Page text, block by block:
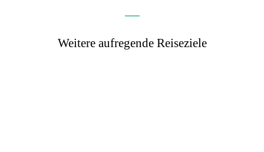
Weitere aufregende Reiseziele